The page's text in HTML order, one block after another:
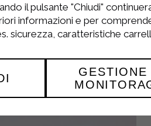
minutes environ, jusqu'à
démoulez-les et
il pulsante "Chiudi"
informazioni e per
sicurezza, caratteristiche
GESTIONE